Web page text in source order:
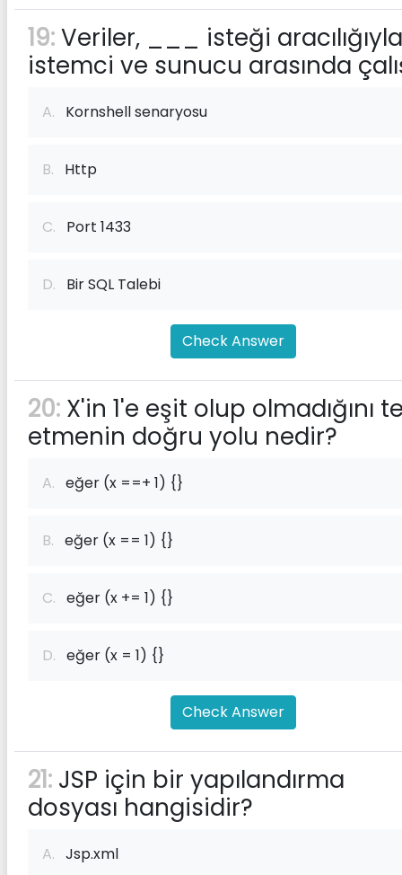
19:Veriler, ___ isteği aracılığıyla
istemci ve sunucu arasında
A. Kornshell senaryosu
B. Http
C. Port 1433
D. Bir SQL Talebi
Check Answer
20: X'in 1'e eşit olup olmadığını
etmenin doğru yolu nedir?
A. eğer (x ==+ 1) {}
B. eğer (x == 1) {}
C. eğer (x += 1) {}
D. eğer (x = 1) {}
Check Answer
21: JSP için bir yapılandırma
dosyası hangisidir?
A. Jsp.xml